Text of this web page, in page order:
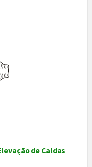
de Caldas